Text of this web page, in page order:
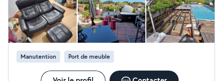
Manutention Port de meuble